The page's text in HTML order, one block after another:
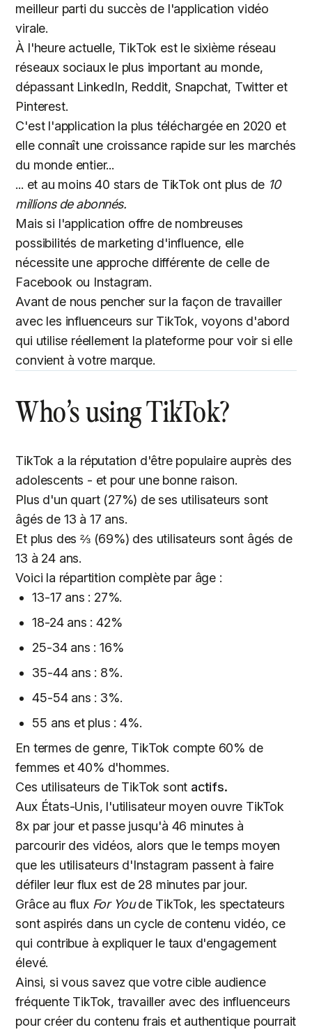
meilleur parti du succès de l'application vidéo
virale.
À l'heure actuelle, TikTok est le sixième réseau
réseaux sociaux le plus important au monde,
dépassant LinkedIn, Reddit, Snapchat, Twitter et
Pinterest.
C'est l'application la plus téléchargée en 2020 et
elle connaît une croissance rapide sur les marchés
du monde entier...
... et au moins 40 stars de TikTok ont plus de 10
millions de abonnés.
Mais si l'application offre de nombreuses
possibilités de marketing d'influence, elle
nécessite une approche différente de celle de
Facebook ou Instagram.
Avant de nous pencher sur la façon de travailler
avec les influenceurs sur TikTok, voyons d'abord
qui utilise réellement la plateforme pour voir si elle
convient à votre marque.
Who’s using TikTok?
TikTok a la réputation d'être populaire auprès des
adolescents - et pour une bonne raison.
Plus d'un quart (27%) de ses utilisateurs sont
âgés de 13 à 17 ans.
Et plus des ⅔ (69%) des utilisateurs sont âgés de
13 à 24 ans.
Voici la répartition complète par âge :
13-17 ans : 27%.
18-24 ans : 42%
25-34 ans : 16%
35-44 ans : 8%.
45-54 ans : 3%.
55 ans et plus : 4%.
En termes de genre, TikTok compte 60% de
femmes et 40% d'hommes.
Ces utilisateurs de TikTok sont actifs.
Aux États-Unis, l'utilisateur moyen ouvre TikTok
8x par jour et passe jusqu'à 46 minutes à
parcourir des vidéos, alors que le temps moyen
que les utilisateurs d'Instagram passent à faire
défiler leur flux est de 28 minutes par jour.
Grâce au flux For Youde TikTok, les spectateurs
sont aspirés dans un cycle de contenu vidéo, ce
qui contribue à expliquer le taux d'engagement
élevé.
Ainsi, si vous savez que votre cible audience
fréquente TikTok, travailler avec des influenceurs
pour créer du contenu frais et authentique pourrait